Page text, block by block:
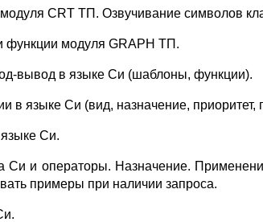
CRT ТП. Озвучивание символов
функции модуля GRAPH ТП.
вывод в языке Си (шаблоны, функции).
в языке Си (вид, назначение,
Си.
и операторы. Назначение.
примеры при наличии запроса.